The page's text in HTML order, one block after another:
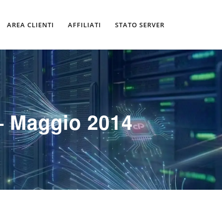
AREA CLIENTI AFFILIATI STATO SERVER
Maggio 2014